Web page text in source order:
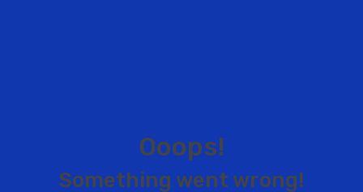
Ooops!
Something went wrong!